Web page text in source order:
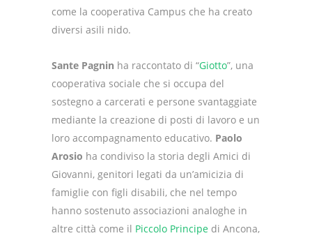
come la cooperativa Campus che ha creato
diversi asili nido.
Sante Pagnin ha raccontato di “Giotto”, una
cooperativa sociale che si occupa del
sostegno a carcerati e persone svantaggiate
mediante la creazione di posti di lavoro e un
loro accompagnamento educativo. Paolo
Arosio ha condiviso la storia degli Amici di
Giovanni, genitori legati da un’amicizia di
famiglie con figli disabili, che nel tempo
hanno sostenuto associazioni analoghe in
altre città come il Piccolo Principe di Ancona,